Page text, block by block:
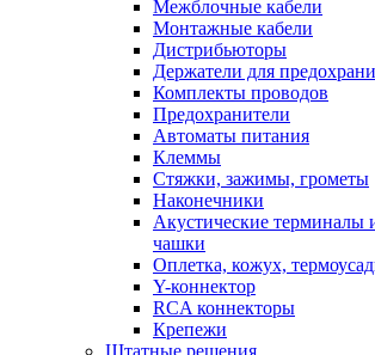
Межблочные кабели
Монтажные кабели
Дистрибьюторы
Держатели для
Комплекты проводов
Предохранители
Автоматы питания
Клеммы
Стяжки, зажимы, грометы
Наконечники
Акустические терминалы
чашки
Оплетка, кожух,
Y-коннектор
RCA коннекторы
Крепежи
Штатные решения